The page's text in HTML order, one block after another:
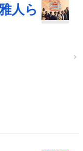
人ら